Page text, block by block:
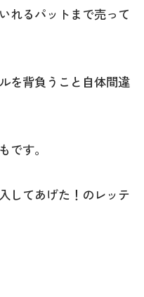
れるパットまで売って
を背負うこと自体間違
です。
してあげた！のレッテ